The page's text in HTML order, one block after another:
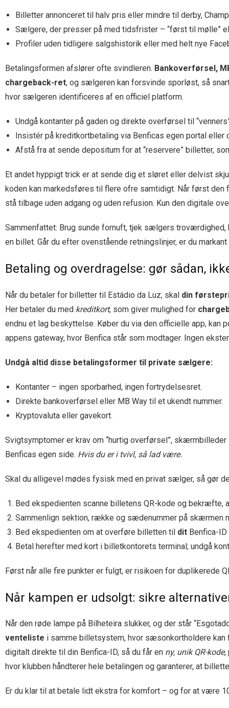
Billetter annonceret til halv pris eller mindre til derby,
Sælgere, der presser på med tidsfrister – “først til mølle”
Profiler uden tidligere salgshistorik eller med helt nye
Betalingsformen afslører ofte svindleren. Bankoverførsel,
chargeback-ret, og sælgeren kan forsvinde sporløst, så
hvor sælgeren identificeres af en officiel platform.
Undgå kontanter på gaden og direkte overførsel til
Insistér på kreditkortbetaling via Benficas egen portal eller
Afstå fra at sende depositum for at “reservere” billetter,
Et andet hyppigt trick er at sende dig et sløret eller delvist
koden kan markedsføres til flere ofre samtidigt. Når først
stå tilbage uden adgang og uden refusion. Kun den digitale
Sammenfattet: Brug sunde fornuft, tjek sælgers troværdighed,
en billet. Går du efter ovenstående retningslinjer, er du
Betaling og overdragelse: gør sådan,
Når du betaler for billetter til Estádio da Luz, skal din
Her betaler du med kreditkort, som giver mulighed for
endnu et lag beskyttelse. Køber du via den officielle app,
appens gateway, hvor Benfica står som modtager. Ingen
Undgå altid disse betalingsformer til private sælgere:
Kontanter – ingen sporbarhed, ingen fortrydelsesret.
Direkte bankoverførsel eller MB Way til et ukendt nummer.
Kryptovaluta eller gavekort.
Svigtsymptomer er krav om “hurtig overførsel”,
Benficas egen side. Hvis du er i tvivl, så lad være.
Skal du alligevel mødes fysisk med en privat sælger, så gør
Bed ekspedienten scanne billetens QR-kode og bekræfte,
Sammenlign sektion, række og sædenummer på skærmen
Bed ekspedienten om at overføre billetten til dit Benfica-
Betal herefter med kort i billetkontorets terminal; undgå
Først når alle fire punkter er fulgt, er risikoen for duplikerede
Når kampen er udsolgt: sikre
Når den røde lampe på Bilheteira slukker, og der står
venteliste i samme billetsystem, hvor sæsonkortholdere
digitalt direkte til din Benfica-ID, så du får en ny, unik QR-kode,
hvor klubben håndterer hele betalingen og garanterer, at
Er du klar til at betale lidt ekstra for komfort – og for at være